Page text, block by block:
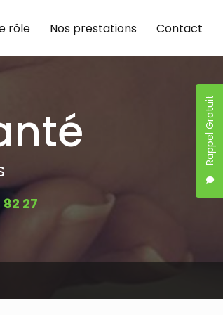
Rappel Gratuit
rôle Nos prestations Contact
27